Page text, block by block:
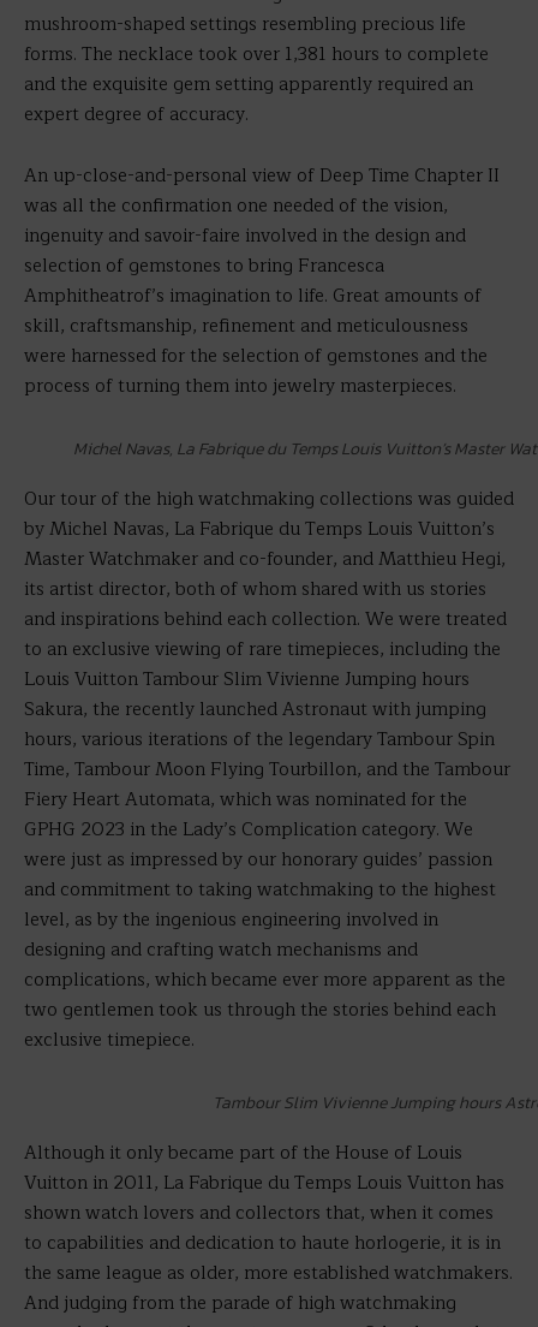
mushroom-shaped settings resembling precious life
forms. The necklace took over 1,381 hours to complete
and the exquisite gem setting apparently required an
expert degree of accuracy.
An up-close-and-personal view of Deep Time Chapter II
was all the confirmation one needed of the vision,
ingenuity and savoir-faire involved in the design and
selection of gemstones to bring Francesca
Amphitheatrof’s imagination to life. Great amounts of
skill, craftsmanship, refinement and meticulousness
were harnessed for the selection of gemstones and the
process of turning them into jewelry masterpieces.
Michel Navas, La Fabrique du Temps Louis Vuitton’s Master
Our tour of the high watchmaking collections was guided
by Michel Navas, La Fabrique du Temps Louis Vuitton’s
Master Watchmaker and co-founder, and Matthieu Hegi,
its artist director, both of whom shared with us stories
and inspirations behind each collection. We were treated
to an exclusive viewing of rare timepieces, including the
Louis Vuitton Tambour Slim Vivienne Jumping hours
Sakura, the recently launched Astronaut with jumping
hours, various iterations of the legendary Tambour Spin
Time, Tambour Moon Flying Tourbillon, and the Tambour
Fiery Heart Automata, which was nominated for the
GPHG 2023 in the Lady’s Complication category. We
were just as impressed by our honorary guides’ passion
and commitment to taking watchmaking to the highest
level, as by the ingenious engineering involved in
designing and crafting watch mechanisms and
complications, which became ever more apparent as the
two gentlemen took us through the stories behind each
exclusive timepiece.
Tambour Slim Vivienne Jumping hours
Although it only became part of the House of Louis
Vuitton in 2011, La Fabrique du Temps Louis Vuitton has
shown watch lovers and collectors that, when it comes
to capabilities and dedication to haute horlogerie, it is in
the same league as older, more established watchmakers.
And judging from the parade of high watchmaking